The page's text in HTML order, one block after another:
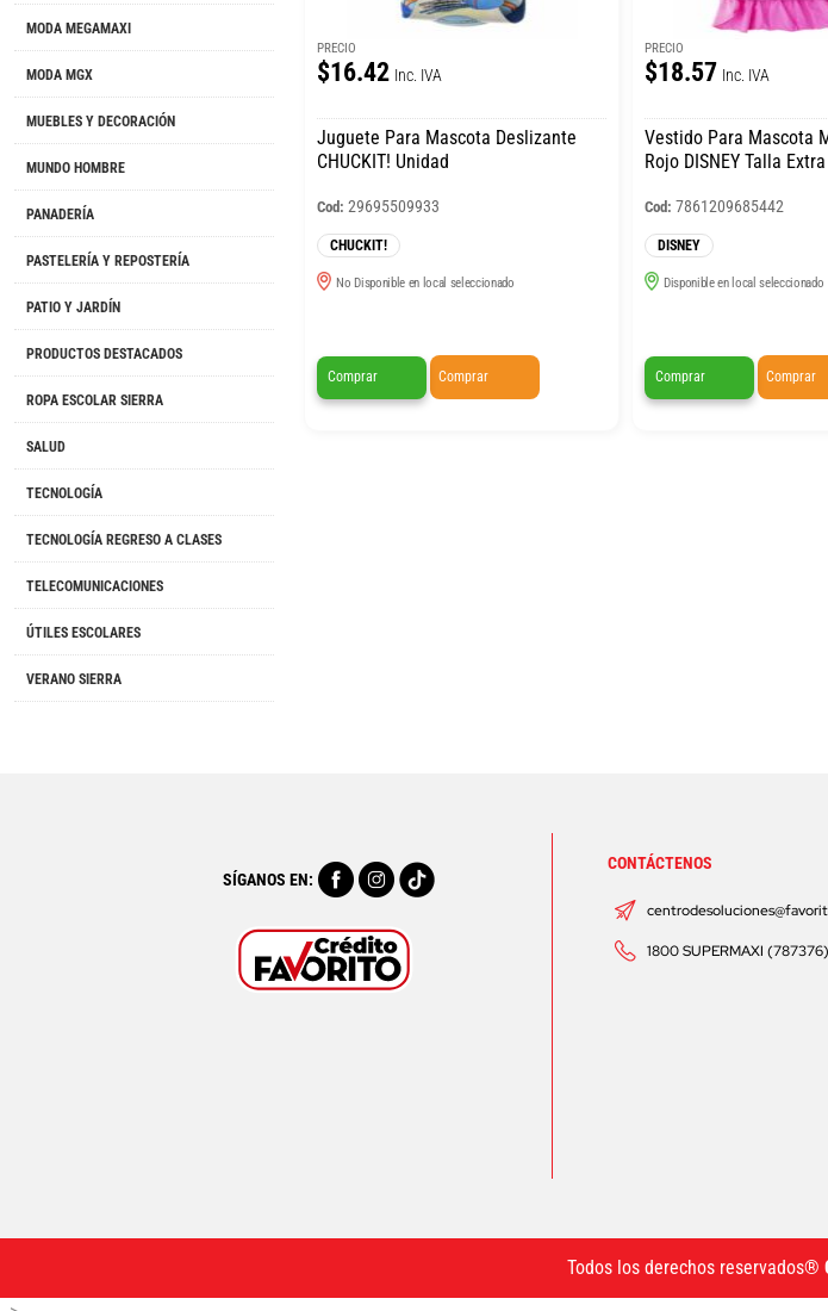
MODA MEGAMAXI
MODA MGX
MUEBLES Y DECORACIÓN
MUNDO HOMBRE
PANADERÍA
PASTELERÍA Y REPOSTERÍA
PATIO Y JARDÍN
PRODUCTOS DESTACADOS
ROPA ESCOLAR SIERRA
SALUD
TECNOLOGÍA
TECNOLOGÍA REGRESO A CLASES
TELECOMUNICACIONES
ÚTILES ESCOLARES
VERANO SIERRA
PRECIO
$16.42 Inc. IVA
Juguete Para Mascota Deslizante
CHUCKIT! Unidad
Cod: 29695509933
CHUCKIT!
No Disponible en local seleccionado
Comprar Comprar
PRECIO
$18.57 Inc. IVA
Vestido Para Mascota
Rojo DISNEY Talla
Cod: 7861209685442
DISNEY
Disponible en local seleccionado
Comprar Comprar
SÍGANOS EN:
CONTÁCTENOS
1800 SUPERMAXI (787376)
Todos los derechos reservados®